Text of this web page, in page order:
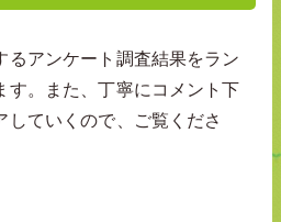
るアンケート調査結果をラン
す。また、丁寧にコメント下
していくので、ご覧くださ